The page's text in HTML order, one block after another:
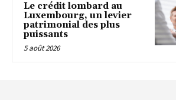
Le crédit lombard au
Luxembourg, un levier
patrimonial des plus
puissants
5 août 2026